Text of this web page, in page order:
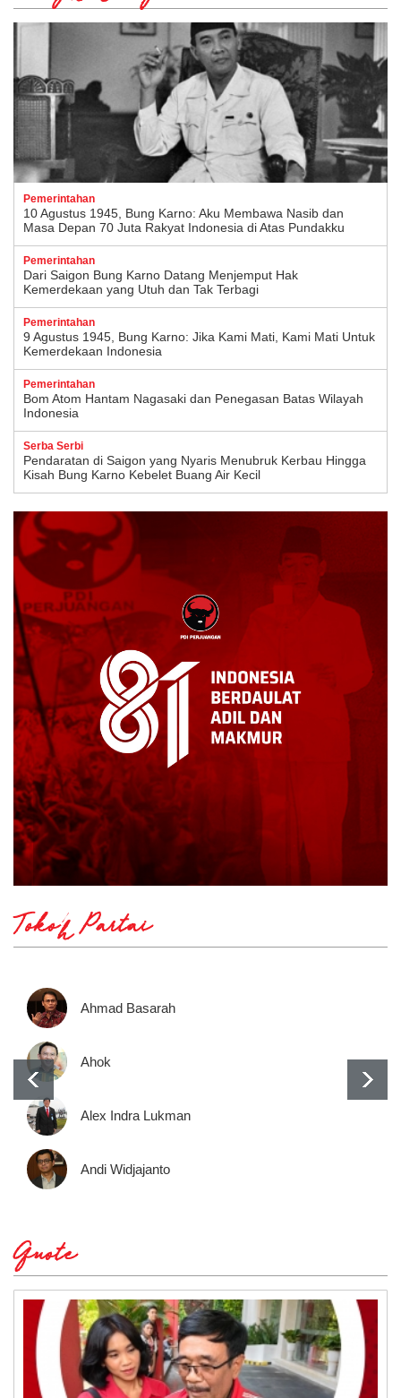
Pemerintahan
10 Agustus 1945, Bung Karno: Aku Membawa Nasib dan
Masa Depan 70 Juta Rakyat Indonesia di Atas Pundakku
Pemerintahan
Dari Saigon Bung Karno Datang Menjemput Hak
Kemerdekaan yang Utuh dan Tak Terbagi
Pemerintahan
9 Agustus 1945, Bung Karno: Jika Kami Mati, Kami Mati Untuk
Kemerdekaan Indonesia
Pemerintahan
Bom Atom Hantam Nagasaki dan Penegasan Batas Wilayah
Indonesia
Serba Serbi
Pendaratan di Saigon yang Nyaris Menubruk Kerbau Hingga
Kisah Bung Karno Kebelet Buang Air Kecil
Tokoh Partai
Ahmad Basarah
Ahok
Alex Indra Lukman
Andi Widjajanto
Quote